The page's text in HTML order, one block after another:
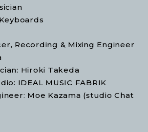
Recording & Mixing Engineer
Hiroki Takeda
IDEAL MUSIC FABRIK
Moe Kazama (studio Chat